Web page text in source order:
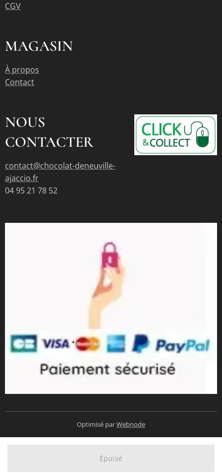
Épuisé
CGV
MAGASIN
À propos
Contact
NOUS
CONTACTER
contact@chocolat-deneuville-
ajaccio.fr
04 95 21 78 52
Optimisé parWebnode